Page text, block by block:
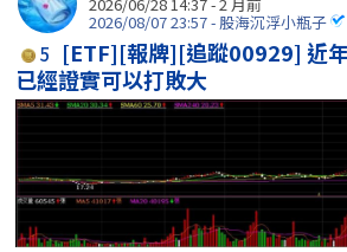
2026/06/28 14:37 - 2 月前
2026/08/07 23:57 - 股海沉浮小瓶子
5
[ETF][報牌][追蹤00929] 近
已經證實可以打敗大